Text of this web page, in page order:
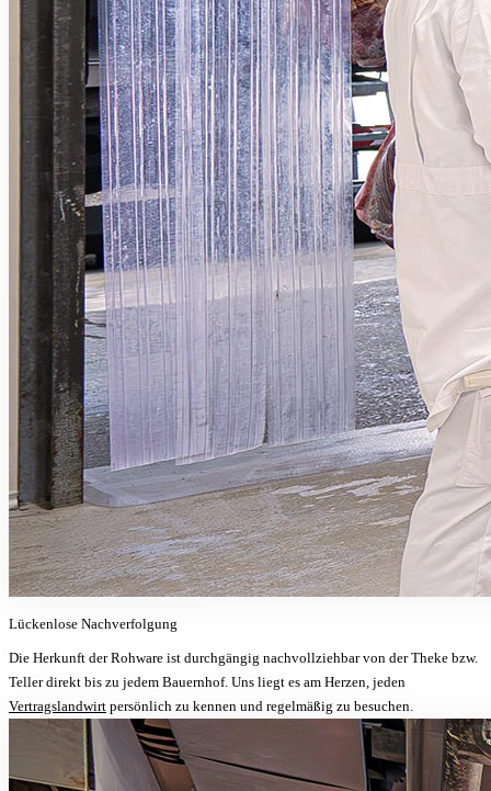
Lückenlose Nachverfolgung
Die Herkunft der Rohware ist durchgängig nachvollziehbar von der Theke bzw.
Teller direkt bis zu jedem Bauernhof. Uns liegt es am Herzen, jeden
Vertragslandwirt persönlich zu kennen und regelmäßig zu besuchen.